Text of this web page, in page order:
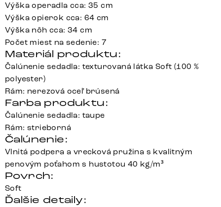
Výška operadla cca: 35 cm
Výška opierok cca: 64 cm
Výška nôh cca: 34 cm
Počet miest na sedenie: 7
Materiál produktu:
Čalúnenie sedadla: texturovaná látka Soft (100 %
polyester)
Rám: nerezová oceľ brúsená
Farba produktu:
Čalúnenie sedadla: taupe
Rám: strieborná
Čalúnenie:
Vlnitá podpera a vrecková pružina s kvalitným
penovým poťahom s hustotou 40 kg/m³
Povrch:
Soft
Ďalšie detaily: